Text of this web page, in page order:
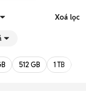
Xoá lọc
512 GB 1 TB